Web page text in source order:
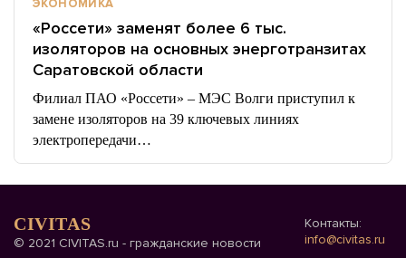
ЭКОНОМИКА
«Россети» заменят более 6 тыс.
изоляторов на основных энерготранзитах
Саратовской области
Филиал ПАО «Россети» – МЭС Волги приступил к
замене изоляторов на 39 ключевых линиях
электропередачи…
CIVITAS
© 2021 CIVITAS.ru - гражданские новости
Контакты:
info@civitas.ru